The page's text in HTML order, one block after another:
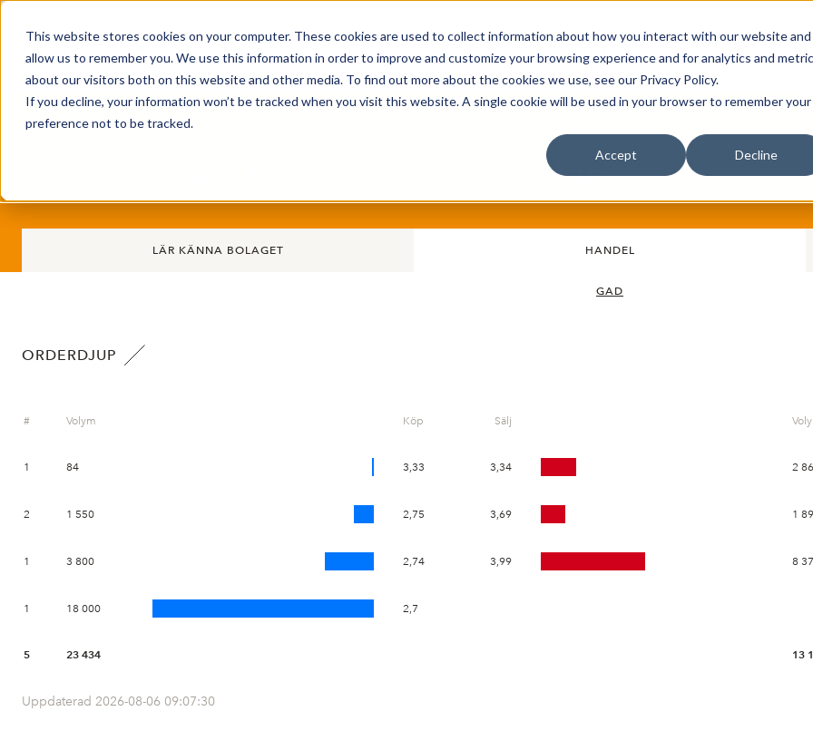
This website stores cookies on your computer. These cookies are used to collect information about how you interact with our website and
allow us to remember you. We use this information in order to improve and customize your browsing experience and for analytics and
about our visitors both on this website and other media. To find out more about the cookies we use, see our Privacy Policy.
If you decline, your information won’t be tracked when you visit this website. A single cookie will be used in your browser to remember your
preference not to be tracked.
Accept Decline
Aktiebolaget Gotland Art och Design
LÄR KÄNNA BOLAGET HANDEL
GAD
ORDERDJUP
# Volym Köp Sälj
1 84 3,33 3,34 2
2 1 550 2,75 3,69 1
1 3 800 2,74 3,99 8
1 18 000 2,7
5 23 434 13
Uppdaterad 2026-08-06 09:07:30